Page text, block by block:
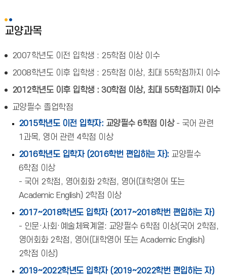
교양과목
2007학년도 이전 입학생 : 25학점 이상 이수
2008학년도 이후 입학생 : 25학점 이상, 최대 55학점까지 이수
2012학년도 이후 입학생 : 30학점 이상, 최대 55학점까지 이수
교양필수 졸업학점
2015학년도 이전 입학자: 교양필수 6학점 이상- 국어 관련
1과목, 영어 관련 4학점 이상
2016학년도 입학자 (2016학번 편입하는 자): 교양필수
6학점 이상
- 국어 2학점, 영어회화 2학점, 영어(대학영어 또는
Academic English) 2학점 이상
2017~2018학년도 입학자 (2017~2018학번 편입하는 자)
- 인문·사회·예술체육계열: 교양필수 6학점 이상(국어 2학점,
영어회화 2학점, 영어(대학영어 또는 Academic English)
2학점 이상)
2019~2022학년도 입학자 (2019~2022학번 편입하는 자)